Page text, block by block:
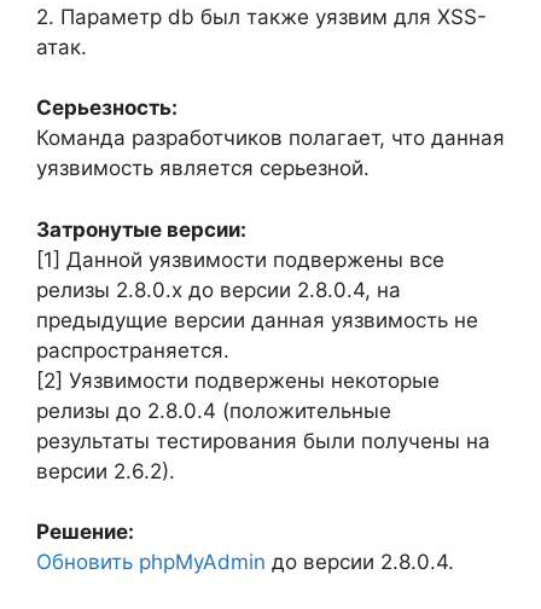
2. Параметр db был также уязвим для XSS-
атак.
Серьезность:
Команда разработчиков полагает, что данная
уязвимость является серьезной.
Затронутые версии:
[1] Данной уязвимости подвержены все
релизы 2.8.0.x до версии 2.8.0.4, на
предыдущие версии данная уязвимость не
распространяется.
[2] Уязвимости подвержены некоторые
релизы до 2.8.0.4 (положительные
результаты тестирования были получены на
версии 2.6.2).
Решение:
Обновить phpMyAdmin до версии 2.8.0.4.